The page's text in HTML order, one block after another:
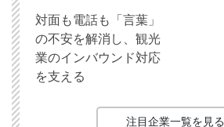
対面も電話も「言葉」
の不安を解消し、観光
業のインバウンド対応
を支える
注目企業一覧を見る